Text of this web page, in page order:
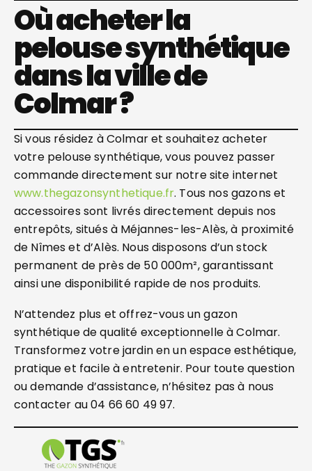
Où acheter la
pelouse synthétique
dans la ville de
Colmar ?
Si vous résidez à Colmar et souhaitez acheter
votre pelouse synthétique, vous pouvez passer
commande directement sur notre site internet
www.thegazonsynthetique.fr. Tous nos gazons et
accessoires sont livrés directement depuis nos
entrepôts, situés à Méjannes-les-Alès, à proximité
de Nîmes et d’Alès. Nous disposons d’un stock
permanent de près de 50 000m², garantissant
ainsi une disponibilité rapide de nos produits.
N’attendez plus et offrez-vous un gazon
synthétique de qualité exceptionnelle à Colmar.
Transformez votre jardin en un espace esthétique,
pratique et facile à entretenir. Pour toute question
ou demande d’assistance, n’hésitez pas à nous
contacter au 04 66 60 49 97.